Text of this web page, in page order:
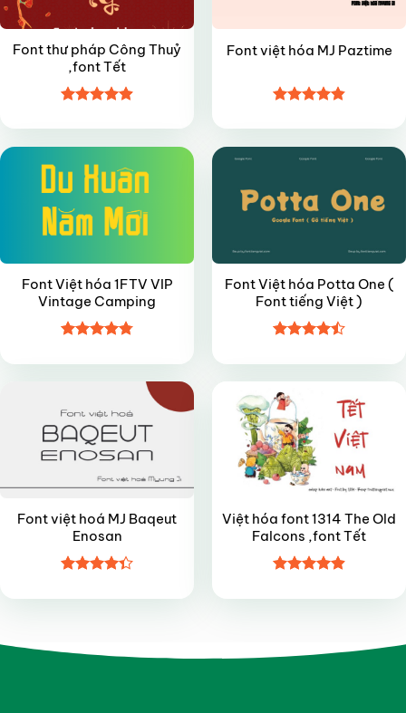
Font thư pháp Công Thuỷ
,font Tết
hạng4.95
sao
Font việt hóa MJ Paztime
hạng4.85
5 sao
Font Việt hóa 1FTV VIP
Vintage Camping
hạng4.85
Font Việt hóa Potta One (
Font tiếng Việt )
hạng4.5
5 sao
Font việt hoá MJ Baqeut
Enosan
hạng4.35
Việt hóa font 1314 The Old
Falcons ,font Tết
hạng4.95